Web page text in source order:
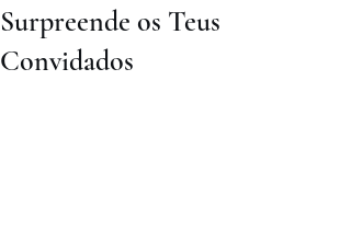
Surpreende os Teus
Convidados